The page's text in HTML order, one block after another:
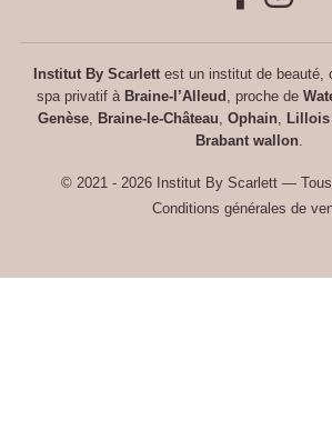
Institut By Scarlettest un institut de beauté,
spa privatif à Braine-l’Alleud , proche de
Genèse, Braine-le-Château, Ophain, Lillois
Brabant wallon.
© 2021 - 2026 Institut By Scarlett —
Conditions générales de